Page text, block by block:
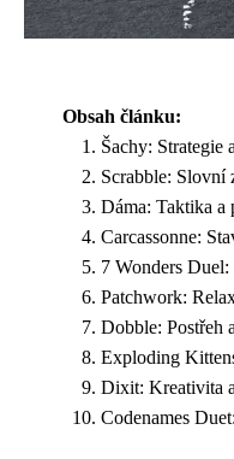
Obsah článku:
Šachy: Strategie
Scrabble: Slovní
Dáma: Taktika a
Carcassonne:
7 Wonders
Patchwork:
Dobble: Postřeh
Exploding
Dixit: Kreativita
Codenames